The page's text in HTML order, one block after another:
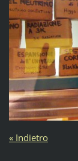
« Indietro